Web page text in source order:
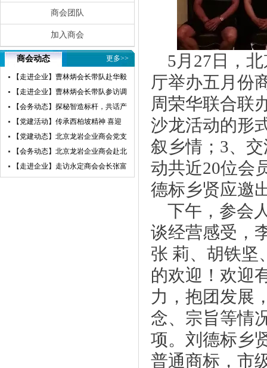
商会团队
加入商会
商会动态 更多>>
【走进企业】曹林炳会长带队赴华毅
瀛飞开展参访交流活动
【走进企业】曹林炳会长带队参访调
研赛微电子
【会务动态】探秘智造标杆，共话产
业未来——北京龙岩企业商会走进小
米汽车超级工厂参访交流
【党建活动】传承西柏坡精神 喜迎
建党105周年——北京龙岩企业商会
党支部赴西柏坡开展红色教育主题党
日活动
【党建动态】北京龙岩企业商会党支
部荣获“先进基层党组织”荣誉称号
【会务动态】北京龙岩企业商会赴北
京莆田企业商会开展交流互鉴活动
【走进企业】走访永定商会会长张富
5月27日，
厅举办五月份
周荣华联合联
沙龙活动的形
叙乡情；3、
动共近20位会
德标乡贤应邀
下午，参会
谈经营感受，
张 莉、胡铁坚
的欢迎！欢迎
力，抱团发展
念、宗旨等情
项。刘德标乡
普通商标，市